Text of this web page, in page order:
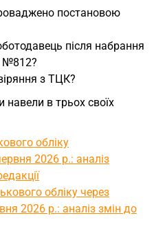
постановою
після набрання
№812?
з ТЦК?
навели в трьох своїх
обліку
2026 р.: аналіз
обліку через
2026 р.: аналіз змін до